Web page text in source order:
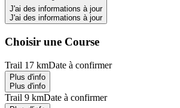
J'ai des informations à jour
J'ai des informations à jour
Choisir une Course
Trail 17 kmDate à confirmer
Plus d'info
Plus d'info
Trail 9 kmDate à confirmer